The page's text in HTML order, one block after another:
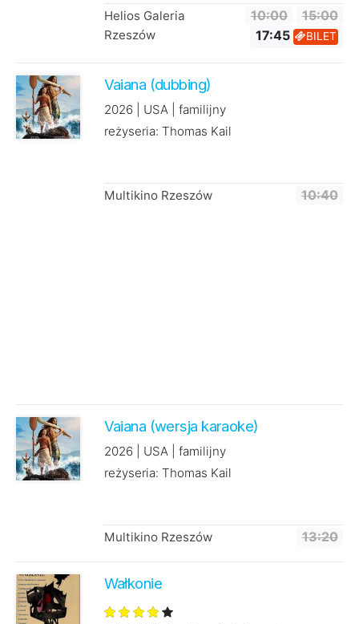
Helios Galeria
Rzeszów
10:00
15:00
17:45
BILET
Vaiana (dubbing)
2026 | USA | familijny
reżyseria: Thomas Kail
Multikino Rzeszów 10:40
Vaiana (wersja karaoke)
2026 | USA | familijny
reżyseria: Thomas Kail
Multikino Rzeszów 13:20
Wałkonie